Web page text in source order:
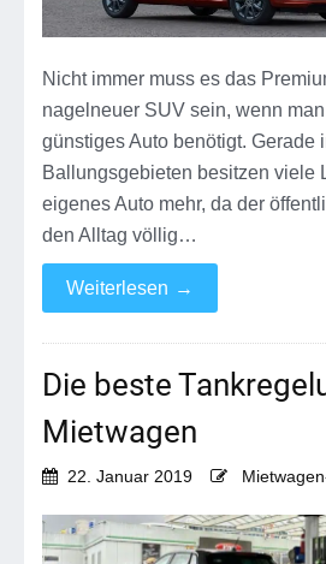
Nicht immer muss es das
nagelneuer SUV sein, wenn
günstiges Auto benötigt. Gerade
Ballungsgebieten besitzen viele
eigenes Auto mehr, da der
den Alltag völlig…
Weiterlesen →
Die beste
Mietwagen
22. Januar 2019